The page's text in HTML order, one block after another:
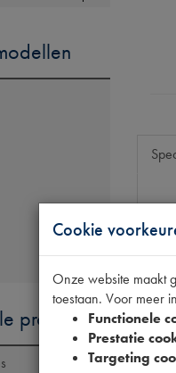
producten
Cookie
Onze website maakt
toestaan. Voor meer
Functionele
Prestatie
Targeting